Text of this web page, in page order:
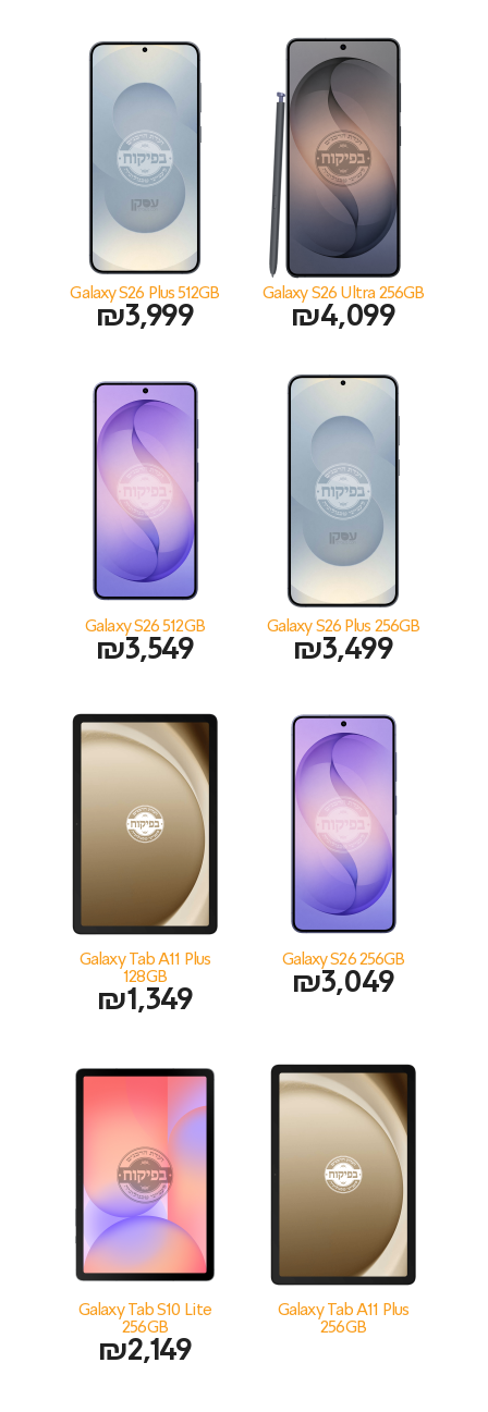
Galaxy S26 Ultra 256GB
₪4,099
Galaxy S26 Plus 512GB
₪3,999
Galaxy S26 Plus 256GB
₪3,499
Galaxy S26 512GB
₪3,549
Galaxy S26 256GB
₪3,049
Galaxy Tab A11 Plus
128GB
₪1,349
Galaxy Tab A11 Plus
256GB
Galaxy Tab S10 Lite
256GB
₪2,149